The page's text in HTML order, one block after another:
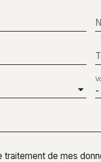
-
de mes